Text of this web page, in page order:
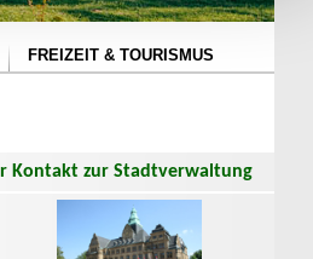
FREIZEIT & TOURISMUS
Kontakt zur Stadtverwaltung